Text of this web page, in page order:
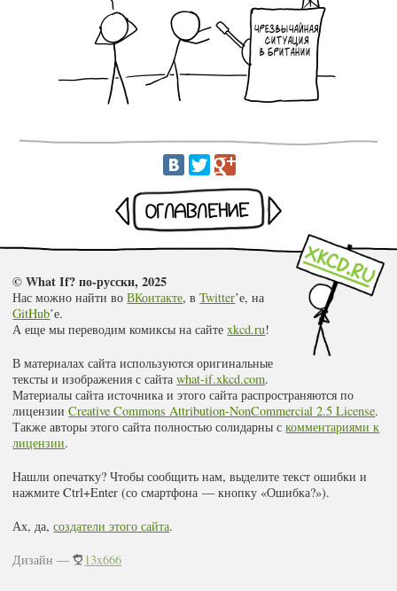
Позже
© What If? по-русски, 2025
Нас можно найти воВКонтакте, вTwitterʼе, на
GitHubʼе.
А еще мы переводим комиксы на сайтеxkcd.ru!
В материалах сайта используются оригинальные
тексты и изображения с сайтаwhat-if.xkcd.com.
Материалы сайта источника и этого сайта распространяются по
лицензииCreative Commons Attribution-NonCommercial 2.5 License.
Также авторы этого сайта полностью солидарны скомментариями к
лицензии.
Нашли опечатку? Чтобы сообщить нам, выделите текст ошибки и
нажмите Ctrl+Enter (со смартфона — кнопку «Ошибка?»).
Ах, да,создатели этого сайта.
Дизайн — 13x666